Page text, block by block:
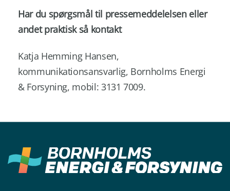
Har du spørgsmål til pressemeddelelsen eller
andet praktisk så kontakt
Katja Hemming Hansen,
kommunikationsansvarlig, Bornholms Energi
& Forsyning, mobil: 3131 7009.